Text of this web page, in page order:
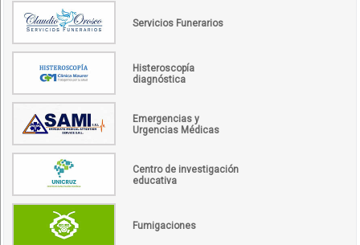
Servicios Funerarios
Histeroscopía
diagnóstica
Emergencias y
Urgencias Médicas
Centro de investigación
educativa
Fumigaciones